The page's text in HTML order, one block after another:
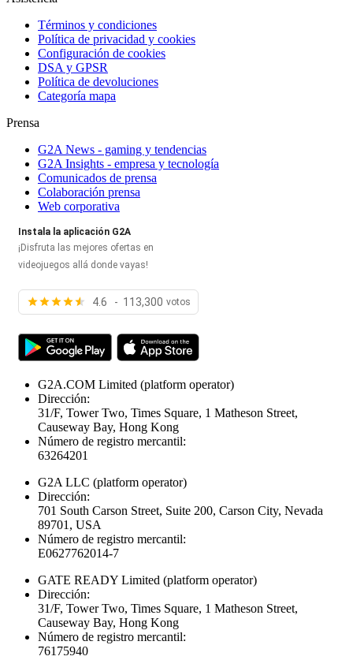
Términos y condiciones
Política de privacidad y cookies
Configuración de cookies
DSA y GPSR
Política de devoluciones
Categoría mapa
Prensa
G2A News - gaming y tendencias
G2A Insights - empresa y tecnología
Comunicados de prensa
Colaboración prensa
Web corporativa
Instala la aplicación G2A
¡Disfruta las mejores ofertas en
videojuegos allá donde vayas!
4.6 - 113,300 votos
G2A.COM Limited (platform operator)
Dirección:
31/F, Tower Two, Times Square, 1 Matheson Street,
Causeway Bay, Hong Kong
Número de registro mercantil:
63264201
G2A LLC (platform operator)
Dirección:
701 South Carson Street, Suite 200, Carson City, Nevada
89701, USA
Número de registro mercantil:
E0627762014-7
GATE READY Limited (platform operator)
Dirección:
31/F, Tower Two, Times Square, 1 Matheson Street,
Causeway Bay, Hong Kong
Número de registro mercantil:
76175940